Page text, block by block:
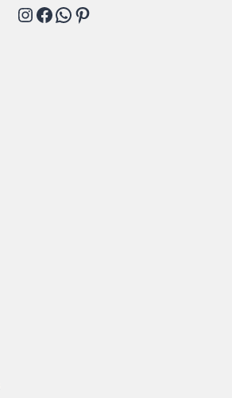
Instagram
Facebook
WhatsApp
Pinterest